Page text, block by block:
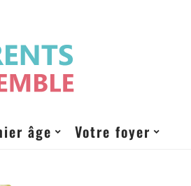
âge Votre foyer